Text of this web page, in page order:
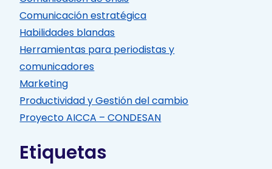
Comunicación estratégica
Habilidades blandas
Herramientas para periodistas y
comunicadores
Marketing
Productividad y Gestión del cambio
Proyecto AICCA – CONDESAN
Etiquetas